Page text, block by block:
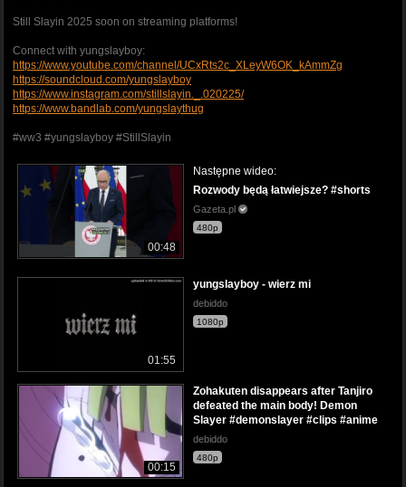
Still Slayin 2025 soon on streaming platforms!
Connect with yungslayboy:
https://www.youtube.com/channel/UCxRts2c_XLeyW6OK_kAmmZg
https://soundcloud.com/yungslayboy
https://www.instagram.com/stillslayin._.020225/
https://www.bandlab.com/yungslaythug
#ww3 #yungslayboy #StillSlayin
00:48
Następne wideo:
Rozwody będą łatwiejsze? #shorts
Gazeta.pl
480p
01:55
yungslayboy - wierz mi
debiddo
1080p
00:15
Zohakuten disappears after Tanjiro
defeated the main body! Demon
Slayer #demonslayer #clips #anime
debiddo
480p